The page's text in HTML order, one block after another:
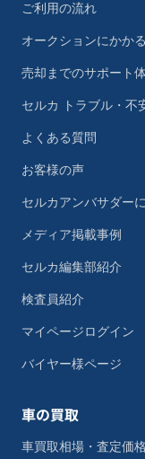
ご利用の流れ
オークションにかか
売却までのサポート
セルカ トラブル・不
よくある質問
お客様の声
セルカアンバサダー
メディア掲載事例
セルカ編集部紹介
検査員紹介
マイページログイン
バイヤー様ページ
車の買取
車買取相場・査定価